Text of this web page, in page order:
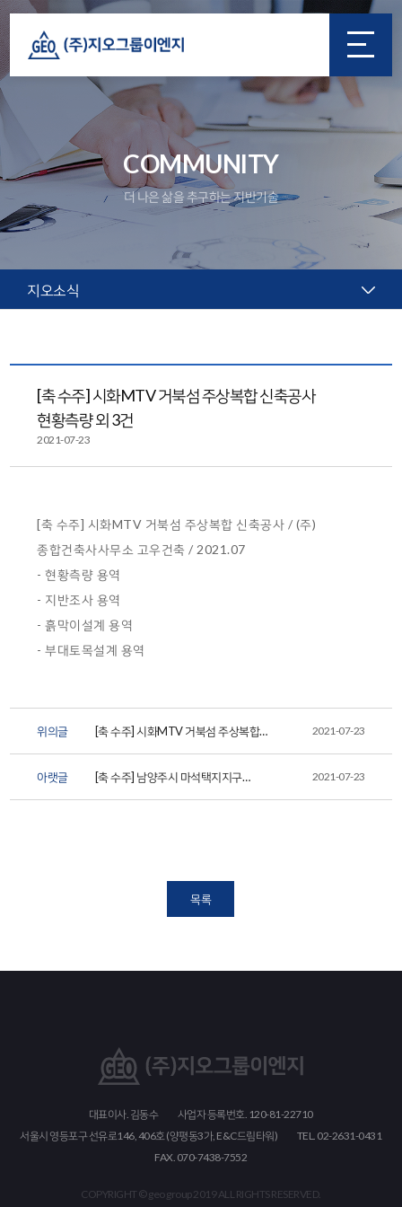
COMMUNITY
더 나은 삶을 추구하는 지반기술
지오소식
[축 수주] 시화MTV 거북섬 주상복합 신축공사
현황측량 외 3건
2021-07-23
[축 수주] 시화MTV 거북섬 주상복합 신축공사 / (주)
종합건축사사무소 고우건축 / 2021.07
- 현황측량 용역
- 지반조사 용역
- 흙막이설계 용역
- 부대토목설계 용역
위의글
[축 수주] 시화MTV 거북섬 주상복합
신축공사 소규모지하안
2021-07-23
아랫글
[축 수주] 남양주시 마석택지지구
테라스하우스 신축공사 부...
2021-07-23
목록
대표이사. 김동수
사업자 등록번호. 120-81-22710
서울시 영등포구 선유로146, 406호 (양평동3가, E&C드림타워)
TEL. 02-2631-0431
FAX. 070-7438-7552
COPYRIGHT © geo group 2019 ALL RIGHTS RESERVED.